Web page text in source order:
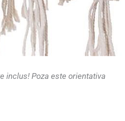
inclus! Poza este orientativa